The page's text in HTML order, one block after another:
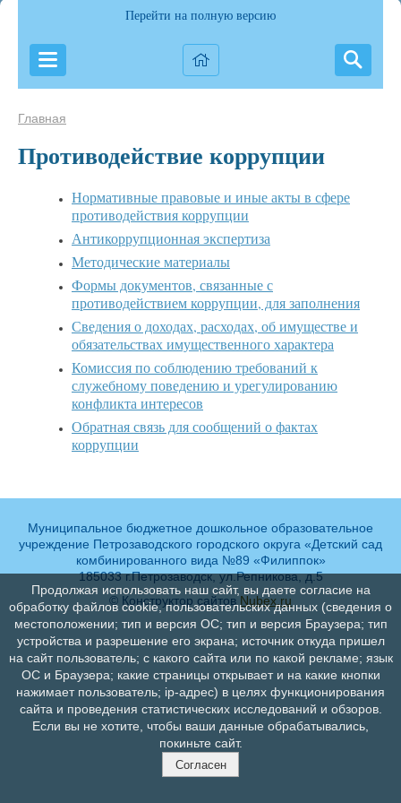
Перейти на полную версию
Главная
Противодействие коррупции
Нормативные правовые и иные акты в сфере
противодействия коррупции
Антикоррупционная экспертиза
Методические материалы
Формы документов, связанные с
противодействием коррупции, для заполнения
Сведения о доходах, расходах, об имуществе и
обязательствах имущественного характера
Комиссия по соблюдению требований к
служебному поведению и урегулированию
конфликта интересов
Обратная связь для сообщений о фактах
коррупции
Муниципальное бюджетное дошкольное образовательное
учреждение Петрозаводского городского округа «Детский сад
комбинированного вида №89 «Филиппок»
185033 г.Петрозаводск, ул.Репникова, д.5
© Конструктор сайтовNubex.ru
Продолжая использовать наш сайт, вы даете согласие на
обработку файлов cookie, пользовательских данных (сведения о
местоположении; тип и версия ОС; тип и версия Браузера; тип
устройства и разрешение его экрана; источник откуда пришел
на сайт пользователь; с какого сайта или по какой рекламе; язык
ОС и Браузера; какие страницы открывает и на какие кнопки
нажимает пользователь; ip-адрес) в целях функционирования
сайта и проведения статистических исследований и обзоров.
Если вы не хотите, чтобы ваши данные обрабатывались,
покиньте сайт.
Согласен